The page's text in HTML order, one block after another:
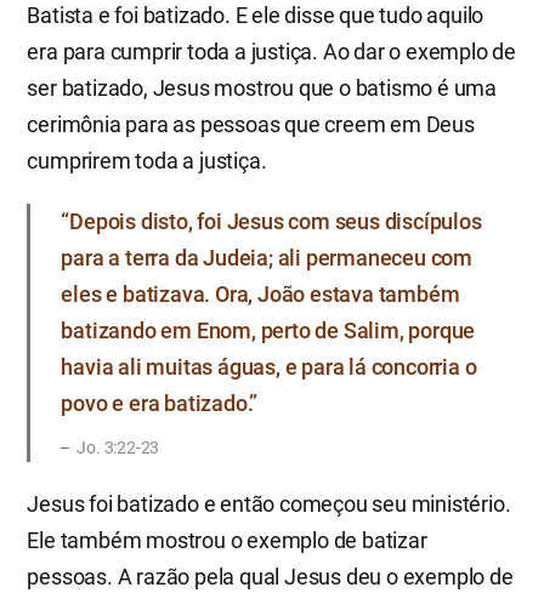
Batista e foi batizado. E ele disse que tudo aquilo
era para cumprir toda a justiça. Ao dar o exemplo de
ser batizado, Jesus mostrou que o batismo é uma
cerimônia para as pessoas que creem em Deus
cumprirem toda a justiça.
“Depois disto, foi Jesus com seus discípulos
para a terra da Judeia; ali permaneceu com
eles e batizava. Ora, João estava também
batizando em Enom, perto de Salim, porque
havia ali muitas águas, e para lá concorria o
povo e era batizado.”
Jo. 3:22-23
Jesus foi batizado e então começou seu ministério.
Ele também mostrou o exemplo de batizar
pessoas. A razão pela qual Jesus deu o exemplo de